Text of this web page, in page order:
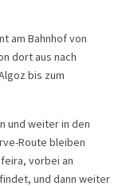
am Bahnhof von
dort aus nach
bis zum
und weiter in den
Route bleiben
vorbei an
und dann weiter